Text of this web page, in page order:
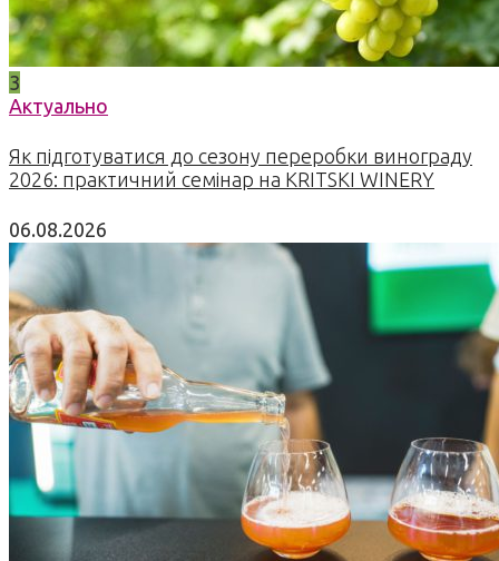
3
Актуально
Як підготуватися до сезону переробки винограду
2026: практичний семінар на KRITSKI WINERY
06.08.2026